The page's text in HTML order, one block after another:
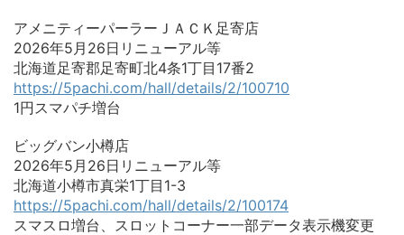
アメニティーパーラーＪＡＣＫ足寄店
2026年5月26日リニューアル等
北海道足寄郡足寄町北4条1丁目17番2
https://5pachi.com/hall/details/2/100710
1円スマパチ増台
ビッグバン小樽店
2026年5月26日リニューアル等
北海道小樽市真栄1丁目1-3
https://5pachi.com/hall/details/2/100174
スマスロ増台、スロットコーナー一部データ表示機変更